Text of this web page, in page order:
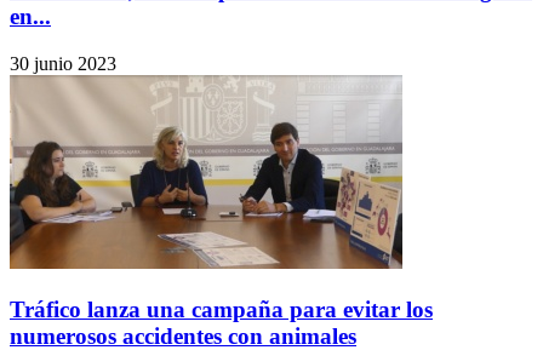
en...
30 junio 2023
Tráfico lanza una campaña para evitar los
numerosos accidentes con animales